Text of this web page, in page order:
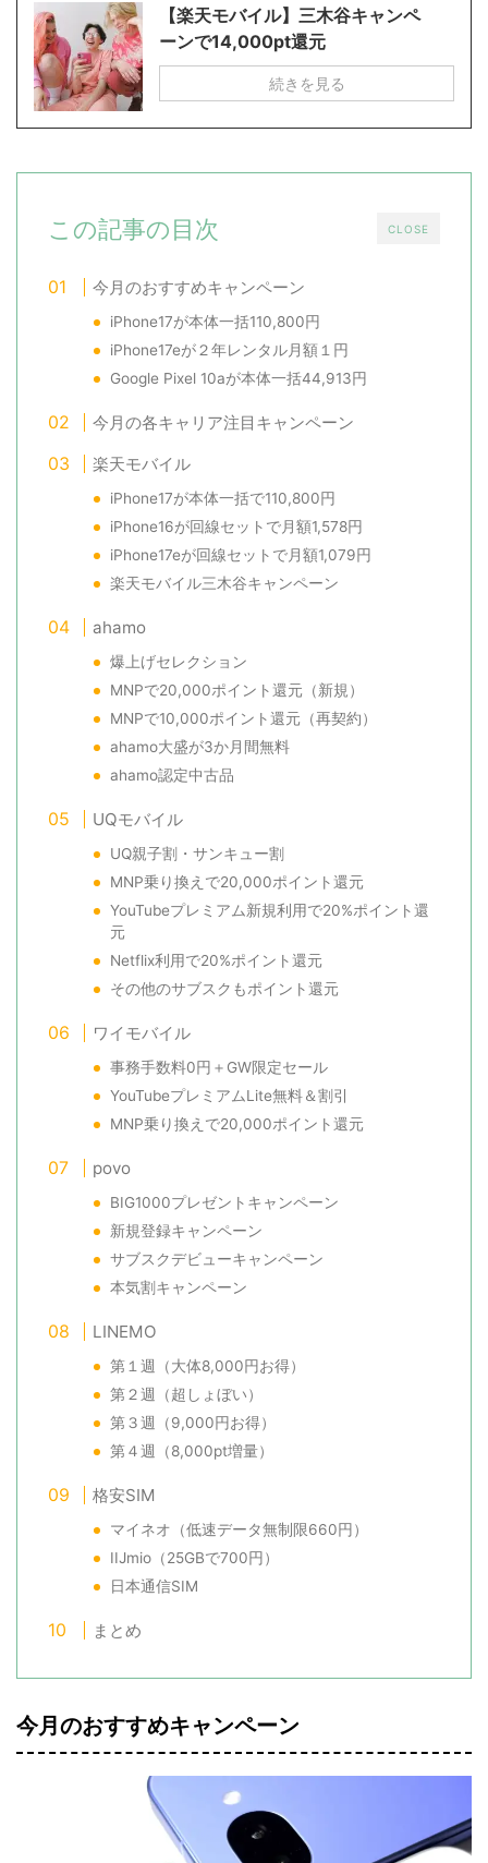
【楽天モバイル】三木谷キャンペ
ーンで14,000pt還元
続きを見る
CLOSE
この記事の目次
今月のおすすめキャンペーン
iPhone17が本体一括110,800円
iPhone17eが２年レンタル月額１円
Google Pixel 10aが本体一括44,913円
今月の各キャリア注目キャンペーン
楽天モバイル
iPhone17が本体一括で110,800円
iPhone16が回線セットで月額1,578円
iPhone17eが回線セットで月額1,079円
楽天モバイル三木谷キャンペーン
ahamo
爆上げセレクション
MNPで20,000ポイント還元（新規）
MNPで10,000ポイント還元（再契約）
ahamo大盛が3か月間無料
ahamo認定中古品
UQモバイル
UQ親子割・サンキュー割
MNP乗り換えで20,000ポイント還元
YouTubeプレミアム新規利用で20%ポイント還
元
Netflix利用で20%ポイント還元
その他のサブスクもポイント還元
ワイモバイル
事務手数料0円＋GW限定セール
YouTubeプレミアムLite無料＆割引
MNP乗り換えで20,000ポイント還元
povo
BIG1000プレゼントキャンペーン
新規登録キャンペーン
サブスクデビューキャンペーン
本気割キャンペーン
LINEMO
第１週（大体8,000円お得）
第２週（超しょぼい）
第３週（9,000円お得）
第４週（8,000pt増量）
格安SIM
マイネオ（低速データ無制限660円）
IIJmio（25GBで700円）
日本通信SIM
まとめ
今月のおすすめキャンペーン